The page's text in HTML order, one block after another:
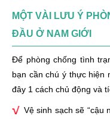
MỘT VÀI LƯU Ý
ĐẦU Ở NAM GIỚI
Để phòng chống tình
bạn cần chú ý thực hiện
đây 1 cách chủ động và
Vệ sinh sạch sẽ “cậu